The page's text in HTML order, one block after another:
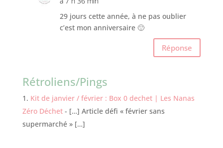
29 jours cette année, à ne pas oublier
c’est mon anniversaire 🙂
Réponse
Rétroliens/Pings
Kit de janvier / février : Box 0 dechet | Les Nanas
Zéro Déchet- […] Article défi « février sans
supermarché » […]